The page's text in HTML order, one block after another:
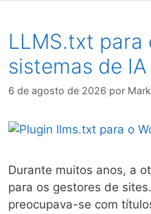
LLMS.txt para
sistemas de
6 de agosto de 2026 por
Durante muitos anos, a
para os gestores de
preocupava-se com